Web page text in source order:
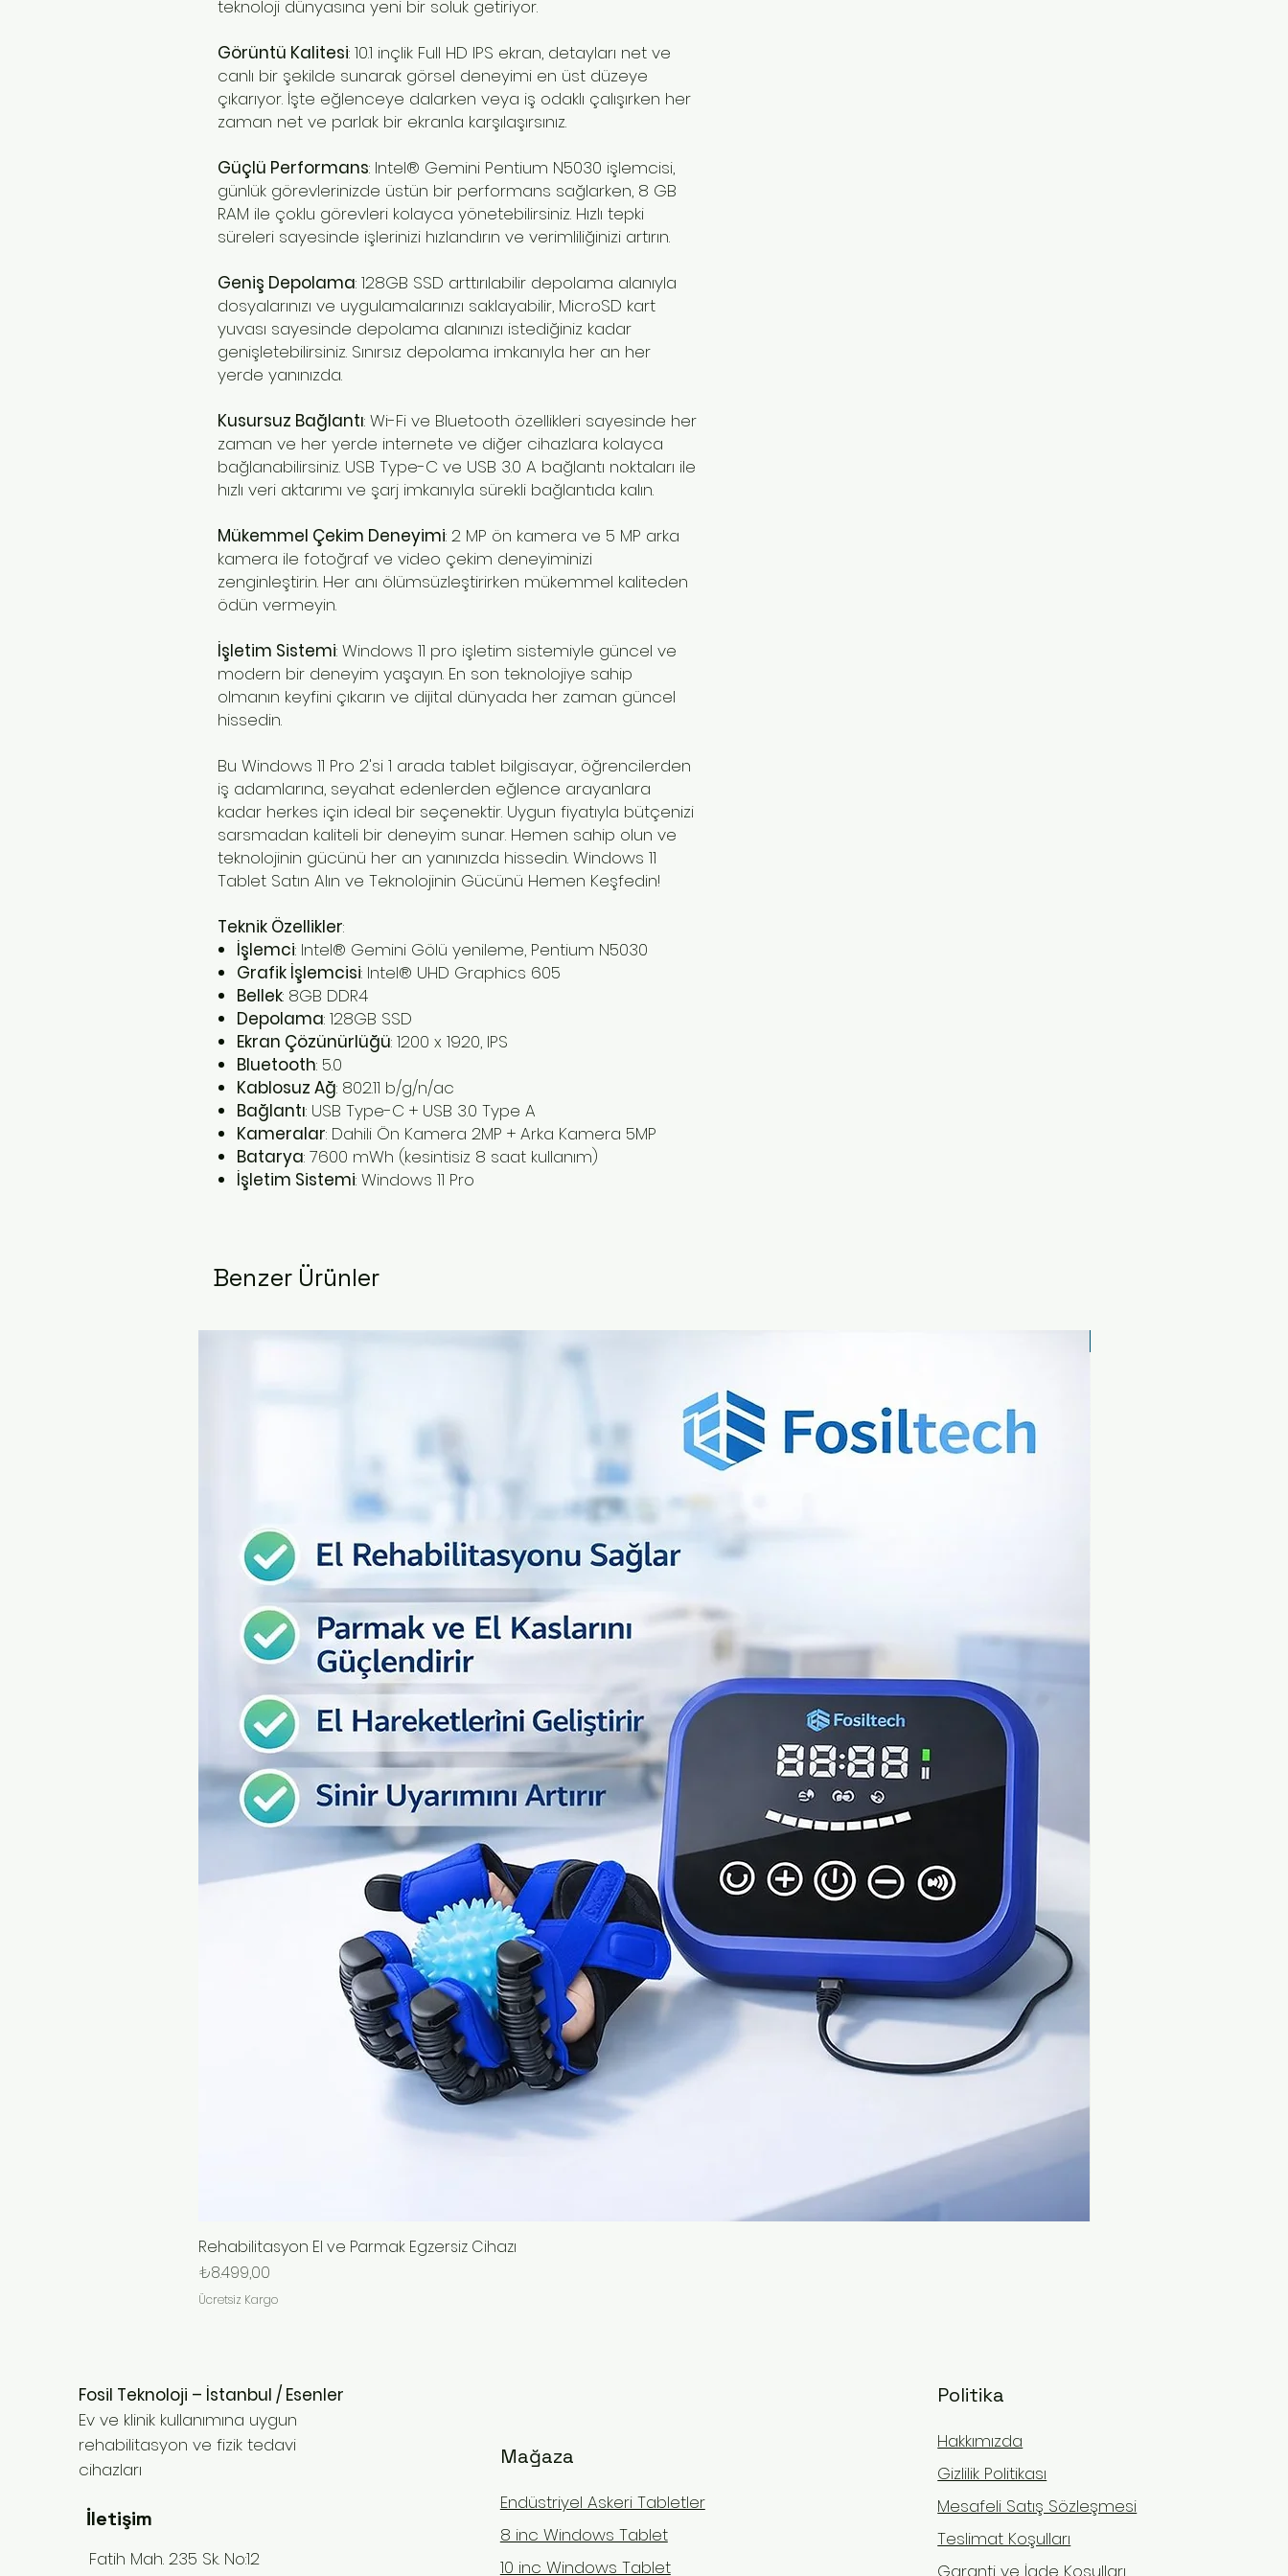
teknoloji dünyasına yeni bir soluk getiriyor.
Görüntü Kalitesi: 10.1 inçlik Full HD IPS ekran, detayları net ve
canlı bir şekilde sunarak görsel deneyimi en üst düzeye
çıkarıyor. İşte eğlenceye dalarken veya iş odaklı çalışırken her
zaman net ve parlak bir ekranla karşılaşırsınız.
Güçlü Performans: Intel® Gemini Pentium N5030 işlemcisi,
günlük görevlerinizde üstün bir performans sağlarken, 8 GB
RAM ile çoklu görevleri kolayca yönetebilirsiniz. Hızlı tepki
süreleri sayesinde işlerinizi hızlandırın ve verimliliğinizi artırın.
Geniş Depolama: 128GB SSD arttırılabilir depolama alanıyla
dosyalarınızı ve uygulamalarınızı saklayabilir, MicroSD kart
yuvası sayesinde depolama alanınızı istediğiniz kadar
genişletebilirsiniz. Sınırsız depolama imkanıyla her an her
yerde yanınızda.
Kusursuz Bağlantı: Wi-Fi ve Bluetooth özellikleri sayesinde her
zaman ve her yerde internete ve diğer cihazlara kolayca
bağlanabilirsiniz. USB Type-C ve USB 3.0 A bağlantı noktaları ile
hızlı veri aktarımı ve şarj imkanıyla sürekli bağlantıda kalın.
Mükemmel Çekim Deneyimi: 2 MP ön kamera ve 5 MP arka
kamera ile fotoğraf ve video çekim deneyiminizi
zenginleştirin. Her anı ölümsüzleştirirken mükemmel kaliteden
ödün vermeyin.
İşletim Sistemi: Windows 11 pro işletim sistemiyle güncel ve
modern bir deneyim yaşayın. En son teknolojiye sahip
olmanın keyfini çıkarın ve dijital dünyada her zaman güncel
hissedin.
Bu Windows 11 Pro 2'si 1 arada tablet bilgisayar, öğrencilerden
iş adamlarına, seyahat edenlerden eğlence arayanlara
kadar herkes için ideal bir seçenektir. Uygun fiyatıyla bütçenizi
sarsmadan kaliteli bir deneyim sunar. Hemen sahip olun ve
teknolojinin gücünü her an yanınızda hissedin. Windows 11
Tablet Satın Alın ve Teknolojinin Gücünü Hemen Keşfedin!
Teknik Özellikler:
İşlemci: Intel® Gemini Gölü yenileme, Pentium N5030
Grafik İşlemcisi: Intel® UHD Graphics 605
Bellek: 8GB DDR4
Depolama: 128GB SSD
Ekran Çözünürlüğü: 1200 x 1920, IPS
Bluetooth: 5.0
Kablosuz Ağ: 802.11 b/g/n/ac
Bağlantı: USB Type-C + USB 3.0 Type A
Kameralar: Dahili Ön Kamera 2MP + Arka Kamera 5MP
Batarya: 7600 mWh (kesintisiz 8 saat kullanım)
İşletim Sistemi: Windows 11 Pro
Benzer Ürünler
Rehabilitasyon El ve Parmak Egzersiz Cihazı
Fiyat
₺8.499,00
Ücretsiz Kargo
Fosil Teknoloji – İstanbul / Esenler
Ev ve klinik kullanımına uygun
rehabilitasyon ve fizik tedavi
cihazları
İletişim
Fatih Mah. 235 Sk. No:12
Mağaza
Endüstriyel Askeri Tabletler
8 inc Windows Tablet
10 inc Windows Tablet
Politika
Hakkımızda
Gizlilik Politikası
Mesafeli Satış Sözleşmesi
Teslimat Koşulları
Garanti ve İade Koşulları